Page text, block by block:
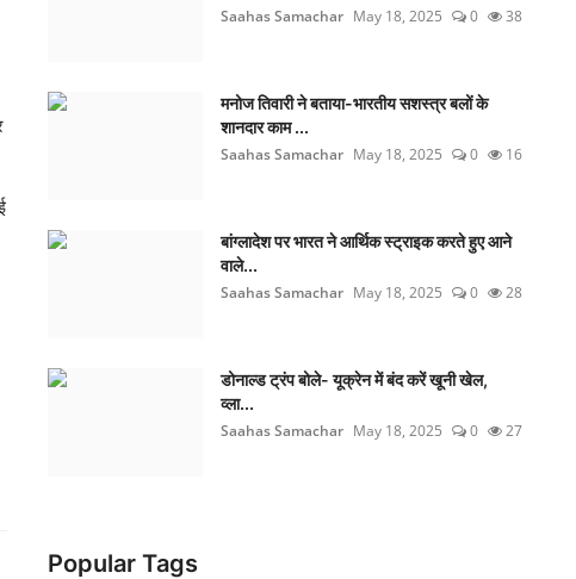
Saahas Samachar May 18, 2025 0 38
मनोज तिवारी ने बताया-भारतीय सशस्त्र बलों के
शानदार काम ...
Saahas Samachar May 18, 2025 0 16
बांग्लादेश पर भारत ने आर्थिक स्ट्राइक करते हुए आने
वाले...
Saahas Samachar May 18, 2025 0 28
डोनाल्ड ट्रंप बोले- यूक्रेन में बंद करें खूनी खेल,
व्ला...
Saahas Samachar May 18, 2025 0 27
Popular Tags